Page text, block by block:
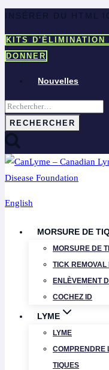
Aller
contenu
INSÉRER DU HTML
KITS D'ÉLIMINATION
DONNER
Nouvelles
Rechercher :
English
MORSURE DE
MORSURE DE
TICK REMOVAL
ENLÈVEMENT
COCHEZ ID
LYME
LYME
COMPRENDRE
TIQUES